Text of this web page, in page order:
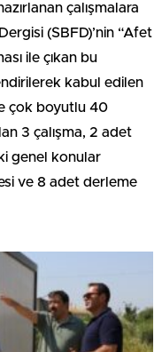
çalışmalara
(SBFD)’nin “Afet
ile çıkan bu
kabul edilen
çok boyutlu 40
3 çalışma, 2 adet
genel konular
ve 8 adet derleme